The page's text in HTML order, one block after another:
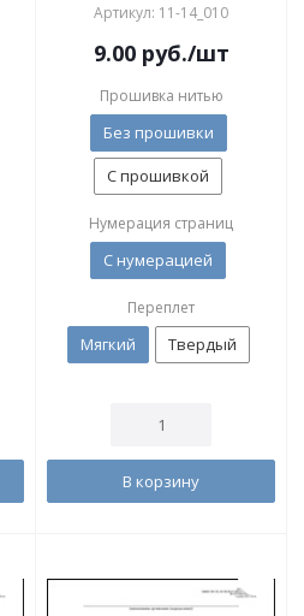
Артикул: 11-14_010
9.00руб./шт
Прошивка нитью
Без прошивки
С прошивкой
Нумерация страниц
С нумерацией
Переплет
Мягкий Твердый
В корзину